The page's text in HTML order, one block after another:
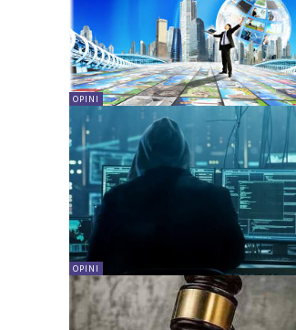
OPINI
OPINI